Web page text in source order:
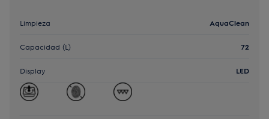
Limpieza AquaClean
Capacidad (L) 72
Display LED